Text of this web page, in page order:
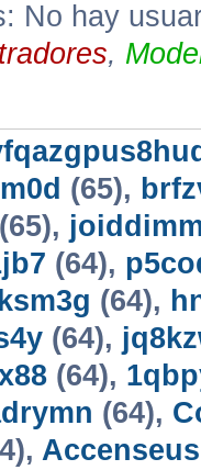
No hay
,
(65),
(65),
(64),
(64),
(64),
(64),
(64),